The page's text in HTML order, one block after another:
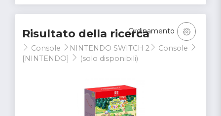
Risultato della ricerca
Console NINTENDO SWITCH 2
Console
[NINTENDO]
(solo disponibili)
Ordinamento